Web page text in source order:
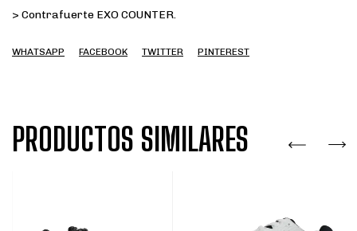
> Contrafuerte EXO COUNTER.
WHATSAPP FACEBOOK TWITTER PINTEREST
PRODUCTOS SIMILARES